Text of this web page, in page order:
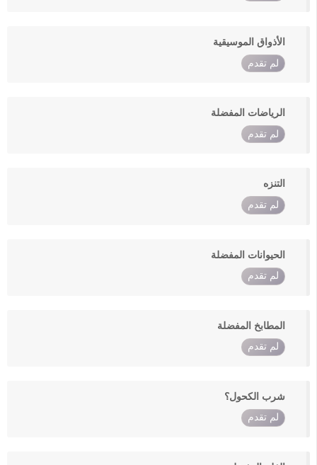
الأذواق الموسيقية
لم تقدم
الرياضات المفضلة
لم تقدم
التنزه
لم تقدم
الحيوانات المفضلة
لم تقدم
المطابخ المفضلة
لم تقدم
شرب الكحول؟
لم تقدم